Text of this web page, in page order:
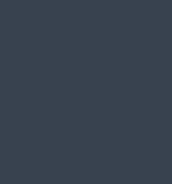
京都府LPガス協会（一般社